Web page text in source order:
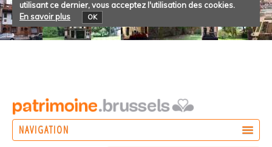
utilisant ce dernier, vous acceptez l'utilisation des cookies.
En savoir plus
OK
NAVIGATION